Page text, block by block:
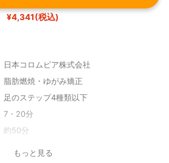
¥4,341(税込)
日本コロムビア株式会社
脂肪燃焼・ゆがみ矯正
足のステップ4種類以下
7・20分
約50分
もっと見る